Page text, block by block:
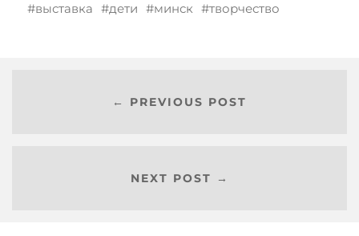
выставка
дети минск творчество
← PREVIOUS POST
NEXT POST →